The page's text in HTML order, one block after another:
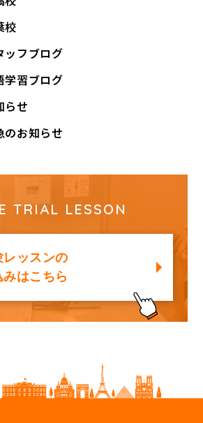
校
ッフブログ
学習ブログ
らせ
のお知らせ
TRIAL LESSON
レッスンの
みはこちら